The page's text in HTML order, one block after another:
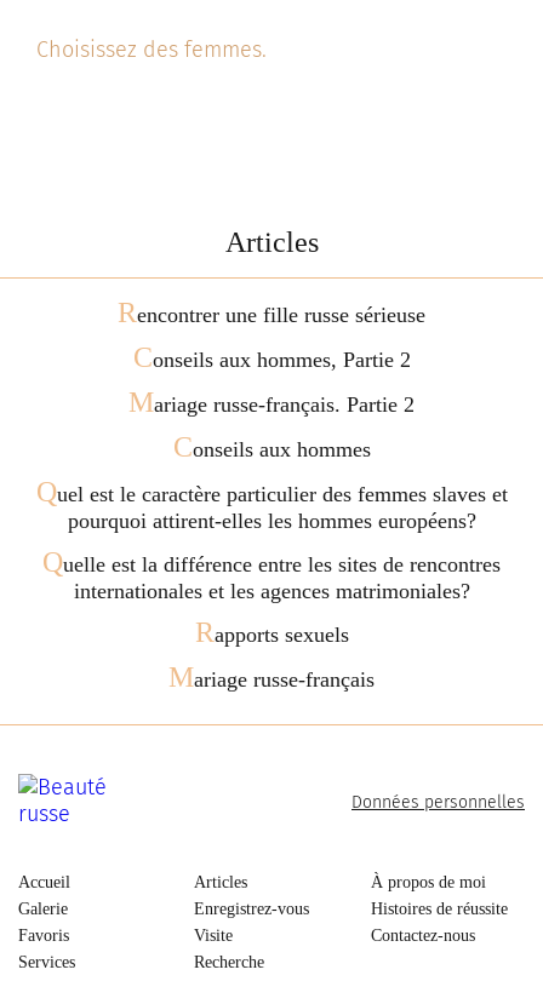
Choisissez des femmes.
Articles
Rencontrer une fille russe sérieuse
Conseils aux hommes, Partie 2
Mariage russe-français. Partie 2
Conseils aux hommes
Quel est le caractère particulier des femmes slaves et
pourquoi attirent-elles les hommes européens?
Quelle est la différence entre les sites de rencontres
internationales et les agences matrimoniales?
Rapports sexuels
Mariage russe-français
Accueil
Galerie
Favoris
Services
Articles
Enregistrez-vous
Visite
Recherche
À propos de moi
Histoires de réussite
Contactez-nous
Données personnelles